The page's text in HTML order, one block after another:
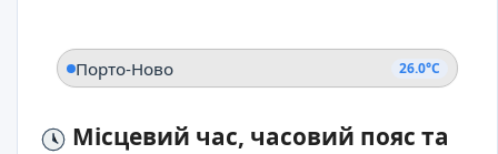
Порто-Ново 26.0°C
Місцевий час, часовий пояс та